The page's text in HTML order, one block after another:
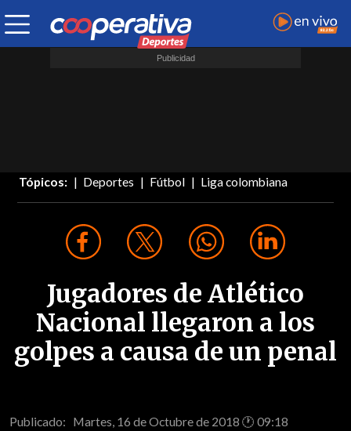
Tópicos: Deportes Fútbol Liga colombiana
Jugadores de Atlético
Nacional llegaron a los
golpes a causa de un penal
Publicado: Martes, 16 de Octubre de 2018 🕐 09:18